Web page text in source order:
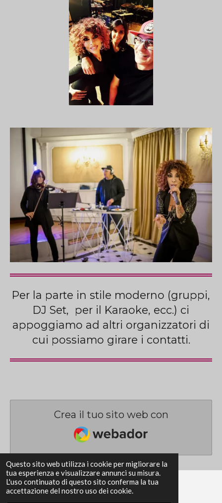
Questo sito web utilizza i cookie per migliorare la
tua esperienza e visualizzare annunci su misura.
L'uso continuato di questo sito conferma la tua
accettazione del nostro uso dei cookie.
Per la parte in stile moderno (gruppi,
DJ Set, per il Karaoke, ecc.) ci
appoggiamo ad altri organizzatori di
cui possiamo girare i contatti.
Crea il tuo sito web con
Webador